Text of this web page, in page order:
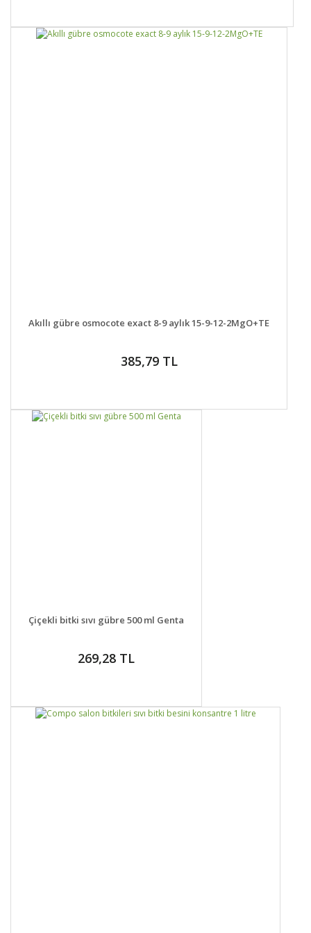
DETAYLAR SEPETE EKLE
Akıllı gübre osmocote exact 8-9 aylık 15-9-12-2MgO+TE
385,79 TL
DETAYLAR SEPETE EKLE
Çiçekli bitki sıvı gübre 500 ml Genta
269,28 TL